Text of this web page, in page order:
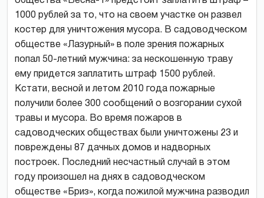
1000 рублей за то, что на своем участке он развел
костер для уничтожения мусора. В садоводческом
обществе «Лазурный» в поле зрения пожарных
попал 50-летний мужчина: за нескошенную траву
ему придется заплатить штраф 1500 рублей.
Кстати, весной и летом 2010 года пожарные
получили более 300 сообщений о возгорании сухой
травы и мусора. Во время пожаров в
садоводческих обществах были уничтожены 23 и
повреждены 87 дачных домов и надворных
построек. Последний несчастный случай в этом
году произошел на днях в садоводческом
обществе «Бриз», когда пожилой мужчина разводил